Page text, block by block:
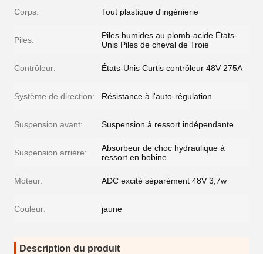
Corps: Tout plastique d'ingénierie
Piles:
Piles humides au plomb-acide États-
Unis Piles de cheval de Troie
Contrôleur: États-Unis Curtis contrôleur 48V 275A
Système de direction: Résistance à l'auto-régulation
Suspension avant: Suspension à ressort indépendante
Suspension arrière:
Absorbeur de choc hydraulique à
ressort en bobine
Moteur: ADC excité séparément 48V 3,7w
Couleur: jaune
Description du produit